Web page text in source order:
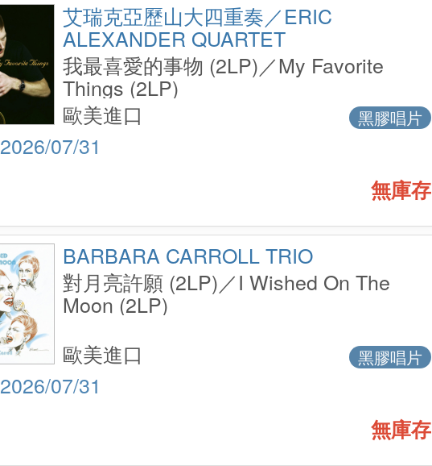
艾瑞克亞歷山大四重奏／ERIC
ALEXANDER QUARTET
我最喜愛的事物 (2LP)／My Favorite
Things (2LP)
2026/07/31
黑膠唱片
歐美進口
無庫存
BARBARA CARROLL TRIO
對月亮許願 (2LP)／I Wished On The
Moon (2LP)
2026/07/31
黑膠唱片
歐美進口
無庫存